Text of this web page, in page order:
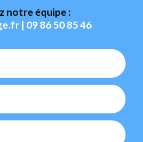
notre équipe :
| 09 86 50 85 46